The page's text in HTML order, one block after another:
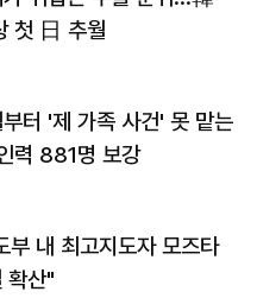
첫 日 추월
터 '제 가족 사건' 못 맡는
력 881명 보강
부 내 최고지도자 모즈타
확산"